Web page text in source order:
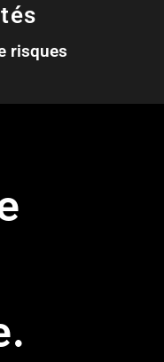
risques
.